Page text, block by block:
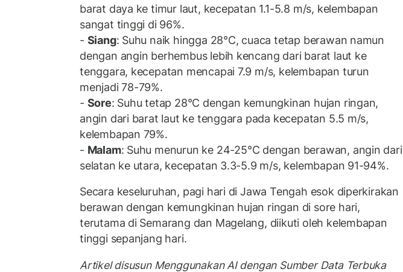
barat daya ke timur laut, kecepatan 1.1-5.8 m/s, kelembapan
sangat tinggi di 96%.
- Siang: Suhu naik hingga 28°C, cuaca tetap berawan namun
dengan angin berhembus lebih kencang dari barat laut ke
tenggara, kecepatan mencapai 7.9 m/s, kelembapan turun
menjadi 78-79%.
- Sore: Suhu tetap 28°C dengan kemungkinan hujan ringan,
angin dari barat laut ke tenggara pada kecepatan 5.5 m/s,
kelembapan 79%.
- Malam: Suhu menurun ke 24-25°C dengan berawan, angin dari
selatan ke utara, kecepatan 3.3-5.9 m/s, kelembapan 91-94%.
Secara keseluruhan, pagi hari di Jawa Tengah esok diperkirakan
berawan dengan kemungkinan hujan ringan di sore hari,
terutama di Semarang dan Magelang, diikuti oleh kelembapan
tinggi sepanjang hari.
Artikel disusun Menggunakan AI dengan Sumber Data Terbuka